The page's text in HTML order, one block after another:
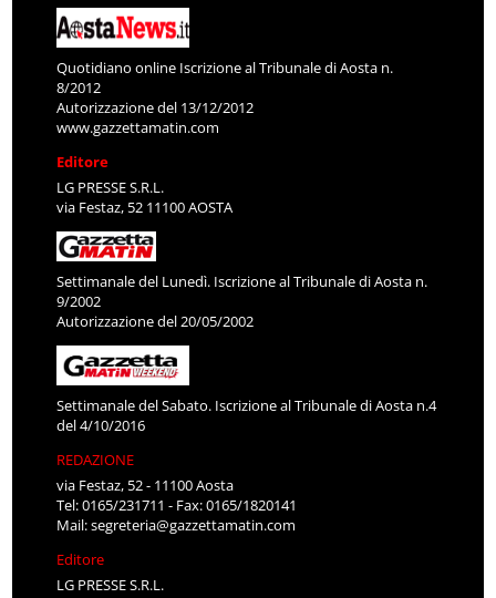
Quotidiano online Iscrizione al Tribunale di Aosta n.
8/2012
Autorizzazione del 13/12/2012
www.gazzettamatin.com
Editore
LG PRESSE S.R.L.
via Festaz, 52 11100 AOSTA
Settimanale del Lunedì. Iscrizione al Tribunale di Aosta n.
9/2002
Autorizzazione del 20/05/2002
Settimanale del Sabato. Iscrizione al Tribunale di Aosta n.4
del 4/10/2016
REDAZIONE
via Festaz, 52 - 11100 Aosta
Tel: 0165/231711 - Fax: 0165/1820141
Mail:segreteria@gazzettamatin.com
Editore
LG PRESSE S.R.L.